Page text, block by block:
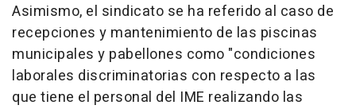
Asimismo, el sindicato se ha referido al caso de
recepciones y mantenimiento de las piscinas
municipales y pabellones como "condiciones
laborales discriminatorias con respecto a las
que tiene el personal del IME realizando las